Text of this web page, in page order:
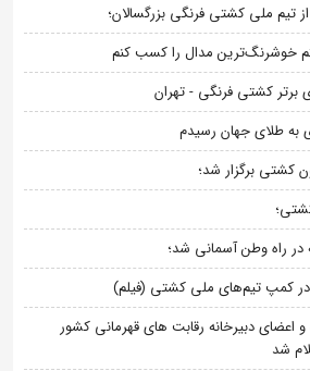
تیم ملی کشتی فرنگی بزرگسالان؛
خوشرنگ‌ترین مدال را کسب کنم
برتر کشتی فرنگی - تهران
به طلای جهان رسیدم
کشتی برگزار شد؛
در راه وطن آسمانی شد؛
در کمپ تیم‌های ملی کشتی (فیلم)
اعضای دبیرخانه رقابت های قهرمانی کشور
شد